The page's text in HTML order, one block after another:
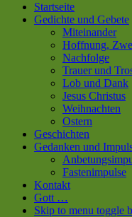
Startseite
Gedichte und Gebete
Miteinander
Hoffnung,
Nachfolge
Trauer und
Lob und Dank
Jesus Christus
Weihnachten
Ostern
Geschichten
Gedanken und
Fastenimpulse
Kontakt
Gott …
Skip to menu toggle